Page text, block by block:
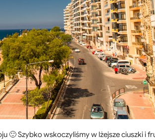
🙂 Szybko wskoczyliśmy w lżejsze ciuszki i